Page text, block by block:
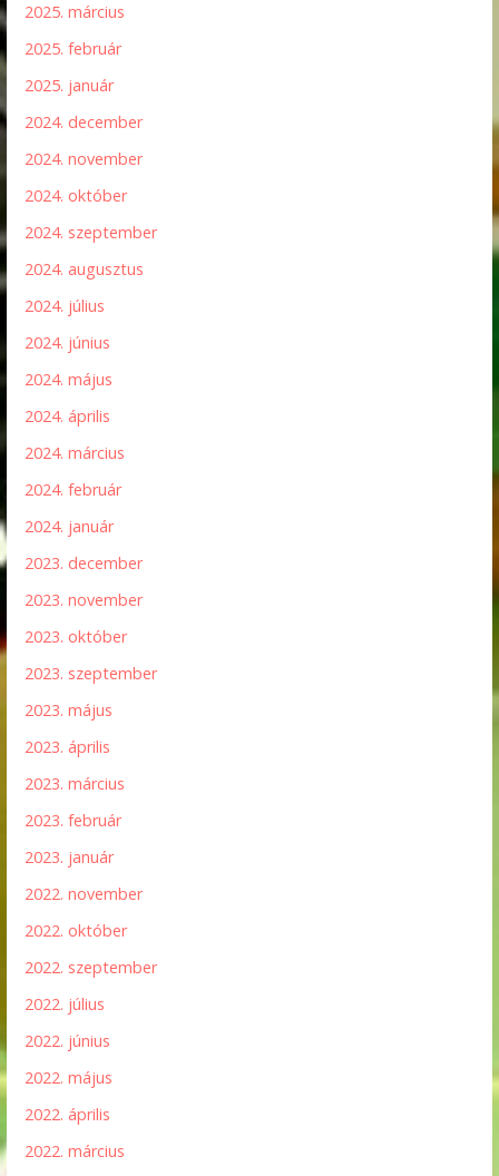
2025. március
2025. február
2025. január
2024. december
2024. november
2024. október
2024. szeptember
2024. augusztus
2024. július
2024. június
2024. május
2024. április
2024. március
2024. február
2024. január
2023. december
2023. november
2023. október
2023. szeptember
2023. május
2023. április
2023. március
2023. február
2023. január
2022. november
2022. október
2022. szeptember
2022. július
2022. június
2022. május
2022. április
2022. március